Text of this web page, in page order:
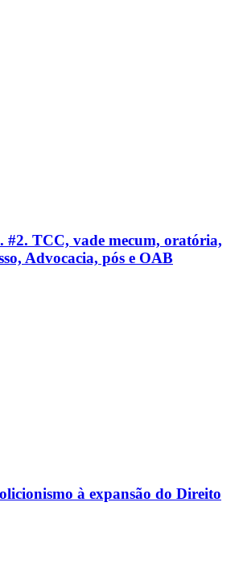
TCC, vade mecum, oratória,
Advocacia, pós e OAB
à expansão do Direito